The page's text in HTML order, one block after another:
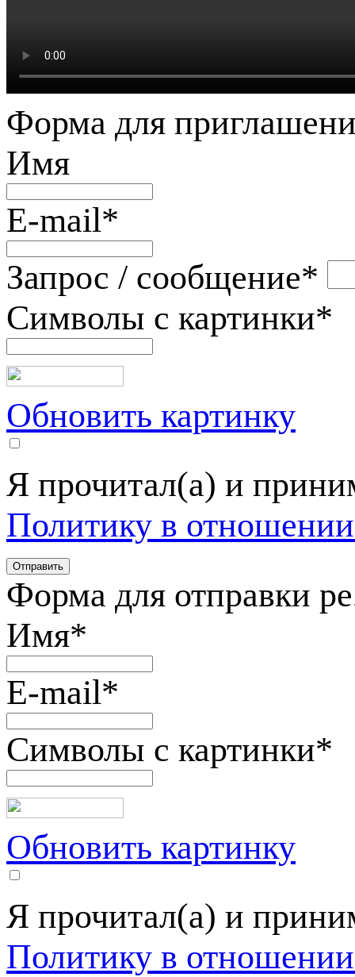
Форма для
Имя
E-mail*
Запрос / сообщение*
Символы с картинки*
Обновить картинку
Я прочитал(а) и
Политику в
Форма для отправки
Имя*
E-mail*
Символы с картинки*
Обновить картинку
Я прочитал(а) и
Политику в